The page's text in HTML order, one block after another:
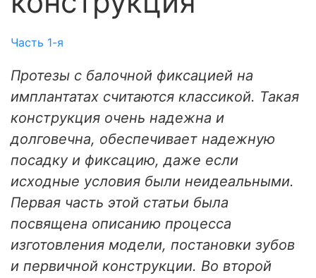
Часть 1-я
Протезы с балочной фиксацией на
имплантатах считаются классикой. Такая
конструкция очень надежна и
долговечна, обеспечивает надежную
посадку и фиксацию, даже если
исходные условия были неидеальными.
Первая часть этой статьи была
посвящена описанию процесса
изготовления модели, постановки зубов
и первичной конструкции. Во второй